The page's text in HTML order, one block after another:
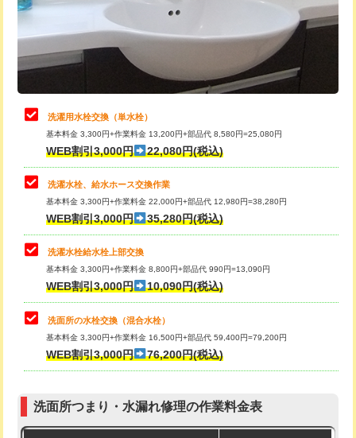
給水管工事※（塩ビ管（VP・HI）使
用（追加）/3ｍ超え)
給水管工事※（ライニング鋼管・銅
管・ポリ管・HT管使用/3ｍまで)
44,000円
給水管工事※（ライニング鋼管・銅
管・ポリ管・HT管使用/3ｍ超え)
排水管工事（土の掘削・埋め戻し作
業）
排水管工事（排水管工事/3ｍまで） 55,000円
排水管工事（追加 排水管工事/3ｍ超
え）
マス交換（土の掘削・埋め戻し作業）
マス交換（深さ50㎝未満）
マス交換（深さ50㎝以上）
桝清掃
止水・漏水調査・防水処理・清掃・修
理・調整・分解・加工など（軽作業）
11,000円
止水・漏水調査・防水処理・清掃・修
理・調整・分解・加工など（中作業）
22,000円
止水・漏水調査・防水処理・清掃・修
理・調整・分解・加工など（重作業）
33,000円
キッチンタンク脱着
その他部品の脱着
交換・取付（タンク）
交換・取付(単水栓（壁付・デッキ
式）)
交換・取付(混合水栓（壁付・デッキ
式・ワンホール）)
16,500円+材料費
（P/S/ポップアップ））
交換・取付（その他部品） 11,000円+材料費
洗濯用水栓交換（単水栓）
基本料金 3,300円+作業料金 13,200円+部品代 8,580円=25,080円
WEB割引3,000円 22,080円(税込)
洗濯水栓、給水ホース交換作業
基本料金 3,300円+作業料金 22,000円+部品代 12,980円=38,280円
WEB割引3,000円 35,280円(税込)
洗濯水栓給水栓上部交換
基本料金 3,300円+作業料金 8,800円+部品代 990円=13,090円
WEB割引3,000円 10,090円(税込)
洗面所の水栓交換（混合水栓）
基本料金 3,300円+作業料金 16,500円+部品代 59,400円=79,200円
WEB割引3,000円 76,200円(税込)
洗面所つまり・水漏れ修理の作業料金表